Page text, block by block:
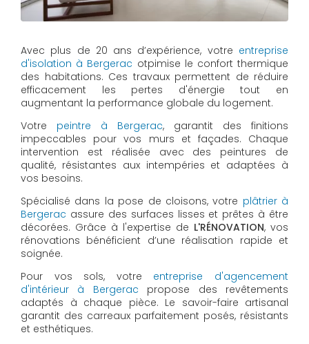
Avec plus de 20 ans d’expérience, votre entreprise
d'isolation à Bergerac otpimise le confort thermique
des habitations. Ces travaux permettent de réduire
efficacement les pertes d'énergie tout en
augmentant la performance globale du logement.
Votre peintre à Bergerac, garantit des finitions
impeccables pour vos murs et façades. Chaque
intervention est réalisée avec des peintures de
qualité, résistantes aux intempéries et adaptées à
vos besoins.
Spécialisé dans la pose de cloisons, votre plâtrier à
Bergerac assure des surfaces lisses et prêtes à être
décorées. Grâce à l'expertise de L'RÉNOVATION, vos
rénovations bénéficient d’une réalisation rapide et
soignée.
Pour vos sols, votre entreprise d'agencement
d'intérieur à Bergerac propose des revêtements
adaptés à chaque pièce. Le savoir-faire artisanal
garantit des carreaux parfaitement posés, résistants
et esthétiques.